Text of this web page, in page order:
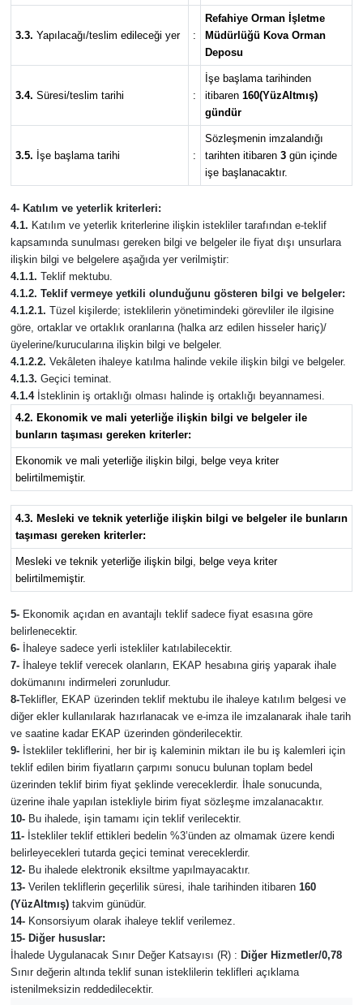
3.3. Yapılacağı/teslim edileceği yer :
Refahiye Orman İşletme
Müdürlüğü Kova Orman
Deposu
3.4. Süresi/teslim tarihi :
İşe başlama tarihinden
itibaren 160(YüzAltmış)
gündür
3.5. İşe başlama tarihi :
Sözleşmenin imzalandığı
tarihten itibaren 3gün içinde
işe başlanacaktır.
4- Katılım ve yeterlik kriterleri:
4.1. Katılım ve yeterlik kriterlerine ilişkin istekliler tarafından e-teklif
kapsamında sunulması gereken bilgi ve belgeler ile fiyat dışı unsurlara
ilişkin bilgi ve belgelere aşağıda yer verilmiştir:
4.1.1. Teklif mektubu.
4.1.2. Teklif vermeye yetkili olunduğunu gösteren bilgi ve belgeler:
4.1.2.1. Tüzel kişilerde; isteklilerin yönetimindeki görevliler ile ilgisine
göre, ortaklar ve ortaklık oranlarına (halka arz edilen hisseler hariç)/
üyelerine/kurucularına ilişkin bilgi ve belgeler.
4.1.2.2. Vekâleten ihaleye katılma halinde vekile ilişkin bilgi ve belgeler.
4.1.3. Geçici teminat.
4.1.4İsteklinin iş ortaklığı olması halinde iş ortaklığı beyannamesi.
4.2. Ekonomik ve mali yeterliğe ilişkin bilgi ve belgeler ile
bunların taşıması gereken kriterler:
Ekonomik ve mali yeterliğe ilişkin bilgi, belge veya kriter
belirtilmemiştir.
4.3. Mesleki ve teknik yeterliğe ilişkin bilgi ve belgeler ile bunların
taşıması gereken kriterler:
Mesleki ve teknik yeterliğe ilişkin bilgi, belge veya kriter
belirtilmemiştir.
5-Ekonomik açıdan en avantajlı teklif sadece fiyat esasına göre
belirlenecektir.
6-İhaleye sadece yerli istekliler katılabilecektir.
7-İhaleye teklif verecek olanların, EKAP hesabına giriş yaparak ihale
dokümanını indirmeleri zorunludur.
8-Teklifler, EKAP üzerinden teklif mektubu ile ihaleye katılım belgesi ve
diğer ekler kullanılarak hazırlanacak ve e-imza ile imzalanarak ihale tarih
ve saatine kadar EKAP üzerinden gönderilecektir.
9-İstekliler tekliflerini, her bir iş kaleminin miktarı ile bu iş kalemleri için
teklif edilen birim fiyatların çarpımı sonucu bulunan toplam bedel
üzerinden teklif birim fiyat şeklinde vereceklerdir. İhale sonucunda,
üzerine ihale yapılan istekliyle birim fiyat sözleşme imzalanacaktır.
10-Bu ihalede, işin tamamı için teklif verilecektir.
11-İstekliler teklif ettikleri bedelin %3’ünden az olmamak üzere kendi
belirleyecekleri tutarda geçici teminat vereceklerdir.
12-Bu ihalede elektronik eksiltme yapılmayacaktır.
13-Verilen tekliflerin geçerlilik süresi, ihale tarihinden itibaren 160
(YüzAltmış)takvim günüdür.
14-Konsorsiyum olarak ihaleye teklif verilemez.
15- Diğer hususlar:
İhalede Uygulanacak Sınır Değer Katsayısı (R) : Diğer Hizmetler/0,78
Sınır değerin altında teklif sunan isteklilerin teklifleri açıklama
istenilmeksizin reddedilecektir.